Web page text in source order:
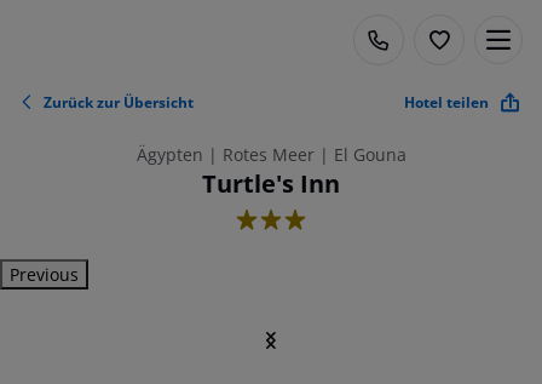
Zurück zur Übersicht Hotel teilen
Ägypten | Rotes Meer | El Gouna
Turtle's Inn
3
Previous